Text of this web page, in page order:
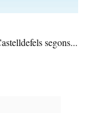
segons...